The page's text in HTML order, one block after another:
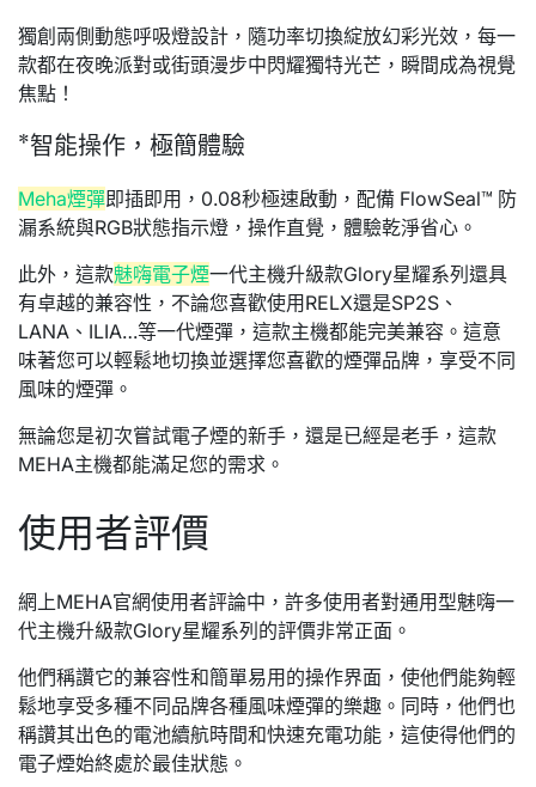
獨創兩側動態呼吸燈設計，隨功率切換綻放幻彩光效，每一
款都在夜晚派對或街頭漫步中閃耀獨特光芒，瞬間成為視覺
焦點！
*智能操作，極簡體驗
Meha煙彈即插即用，0.08秒極速啟動，配備 FlowSeal™ 防
漏系統與RGB狀態指示燈，操作直覺，體驗乾淨省心。
此外，這款魅嗨電子煙一代主機升級款Glory星耀系列還具
有卓越的兼容性，不論您喜歡使用RELX還是SP2S、
LANA、ILIA…等一代煙彈，這款主機都能完美兼容。這意
味著您可以輕鬆地切換並選擇您喜歡的煙彈品牌，享受不同
風味的煙彈。
無論您是初次嘗試電子煙的新手，還是已經是老手，這款
MEHA主機都能滿足您的需求。
使用者評價
網上MEHA官網使用者評論中，許多使用者對通用型魅嗨一
代主機升級款Glory星耀系列的評價非常正面。
他們稱讚它的兼容性和簡單易用的操作界面，使他們能夠輕
鬆地享受多種不同品牌各種風味煙彈的樂趣。同時，他們也
稱讚其出色的電池續航時間和快速充電功能，這使得他們的
電子煙始終處於最佳狀態。